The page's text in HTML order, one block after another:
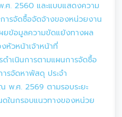
ศ. 2560 และแบบแสดงความ
การจัดซื้อจัดจ้างของหน่วยงาน
ผยข้อมูลความขัดแย้งทางผล
หัวหน้าเจ้าหน้าที่
ดำเนินการตามแผนการจัดซื้อ
ารจัดหาพัสดุ ประจำ
พ.ศ. 2569 ตามรอบระยะ
ดในกรอบแนวทางของหน่วย